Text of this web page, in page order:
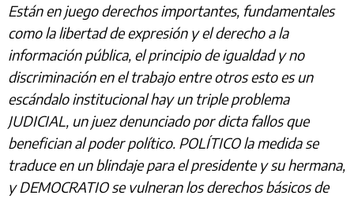
Están en juego derechos importantes, fundamentales
como la libertad de expresión y el derecho a la
información pública, el principio de igualdad y no
discriminación en el trabajo entre otros esto es un
escándalo institucional hay un triple problema
JUDICIAL, un juez denunciado por dicta fallos que
benefician al poder político. POLÍTICO la medida se
traduce en un blindaje para el presidente y su hermana,
y DEMOCRATIO se vulneran los derechos básicos de